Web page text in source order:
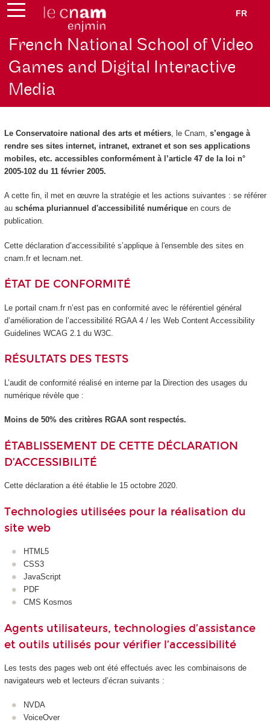
FR
French National School of Video
Games and Digital Interactive
Media
Le Conservatoire national des arts et métiers, le Cnam, s’engage à
rendre ses sites internet, intranet, extranet et son ses applications
mobiles, etc. accessibles conformément à l’article 47 de la loi n°
2005-102 du 11 février 2005.
A cette fin, il met en œuvre la stratégie et les actions suivantes : se référer
au schéma pluriannuel d'accessibilité numériqueen cours de
publication.
Cette déclaration d’accessibilité s’applique à l'ensemble des sites en
cnam.fr et lecnam.net.
ÉTAT DE CONFORMITÉ
Le portail cnam.fr n’est pas en conformité avec le référentiel général
d’amélioration de l’accessibilité RGAA 4 / les Web Content Accessibility
Guidelines WCAG 2.1 du W3C.
RÉSULTATS DES TESTS
L’audit de conformité réalisé en interne par la Direction des usages du
numérique révèle que :
Moins de 50% des critères RGAA sont respectés.
ÉTABLISSEMENT DE CETTE DÉCLARATION
D’ACCESSIBILITÉ
Cette déclaration a été établie le 15 octobre 2020.
Technologies utilisées pour la réalisation du
site web
HTML5
CSS3
JavaScript
PDF
CMS Kosmos
Agents utilisateurs, technologies d’assistance
et outils utilisés pour vérifier l’accessibilité
Les tests des pages web ont été effectués avec les combinaisons de
navigateurs web et lecteurs d’écran suivants :
NVDA
VoiceOver